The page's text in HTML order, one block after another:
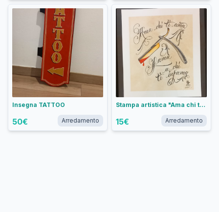
Insegna TATTOO
50€ Arredamento
Stampa artistica "Ama chi ti ama e lama a chi ti infama"
15€ Arredamento